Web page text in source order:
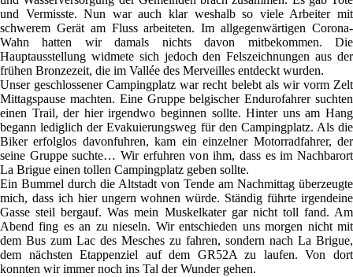
und Vermisste. Nun war auch klar weshalb so viele Arbeiter mit
schwerem Gerät am Fluss arbeiteten. Im allgegenwärtigen Corona-
Wahn hatten wir damals nichts davon mitbekommen. Die
Hauptausstellung widmete sich jedoch den Felszeichnungen aus der
frühen Bronzezeit, die im Vallée des Merveilles entdeckt wurden.
Unser geschlossener Campingplatz war recht belebt als wir vorm Zelt
Mittagspause machten. Eine Gruppe belgischer Endurofahrer suchten
einen Trail, der hier irgendwo beginnen sollte. Hinter uns am Hang
begann lediglich der Evakuierungsweg für den Campingplatz. Als die
Biker erfolglos davonfuhren, kam ein einzelner Motorradfahrer, der
seine Gruppe suchte… Wir erfuhren von ihm, dass es im Nachbarort
La Brigue einen tollen Campingplatz geben sollte.
Ein Bummel durch die Altstadt von Tende am Nachmittag überzeugte
mich, dass ich hier ungern wohnen würde. Ständig führte irgendeine
Gasse steil bergauf. Was mein Muskelkater gar nicht toll fand. Am
Abend fing es an zu nieseln. Wir entschieden uns morgen nicht mit
dem Bus zum Lac des Mesches zu fahren, sondern nach La Brigue,
dem nächsten Etappenziel auf dem GR52A zu laufen. Von dort
konnten wir immer noch ins Tal der Wunder gehen.